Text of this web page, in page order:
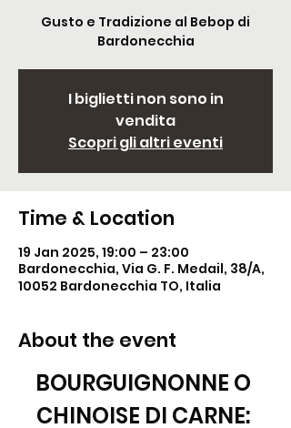
Gusto e Tradizione al Bebop di
Bardonecchia
I biglietti non sono in
vendita
Scopri gli altri eventi
Time & Location
19 Jan 2025, 19:00 – 23:00
Bardonecchia, Via G. F. Medail, 38/A,
10052 Bardonecchia TO, Italia
About the event
BOURGUIGNONNE O
CHINOISE DI CARNE: